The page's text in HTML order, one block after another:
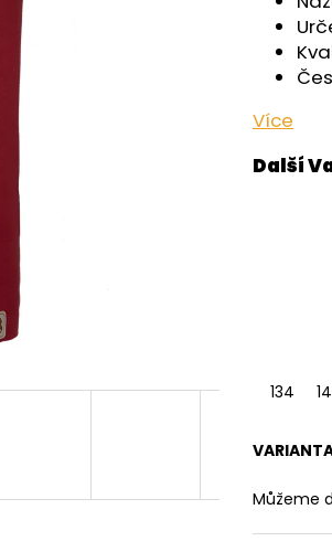
Více
134
Můžeme
759 Kč